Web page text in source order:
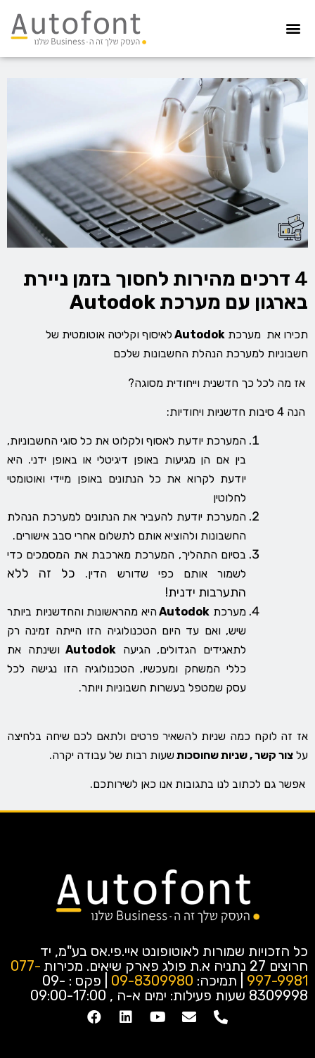
4 דרכים מהירות לחסוך בזמן ניירת
בארגון עם מערכת Autodok
תכירו את מערכת Autodok לאיסוף וקליטה אוטומטית של
חשבוניות למערכת הנהלת החשבונות שלכם
אז מה לכל כך חדשנית וייחודית מסוגה?
4 סיבות חדשניות ויחודיות :
המערכת יודעת לאסוף ולקלוט את כל סוגי החשבוניות,
בין אם הן מגיעות באופן דיגיטלי או באופן ידני. היא
יודעת לקרוא את כל הנתונים באופן מיידי ואוטומטי
לחלוטין
המערכת יודעת להעביר את הנתונים למערכת הנהלת
החשבונות ולהוציא אותם לתשלום אחרי סבב אישורים.
בסיום התהליך, המערכת מארכבת את המסמכים כדי
לשמור אותם כפי שדורש הדין.
כל זה ללא
התערבות ידנית!
מערכת Autodok היא מהראשונות והחדשניות ביותר
שיש, ואם עד היום הטכנולוגיה הזו הייתה זמינה רק
לתאגידים הגדולים, הגיעה Autodok ושינתה את
כללי המשחק ומעכשיו, הטכנולוגיה הזו נגישה לכל
עסק שמטפל בעשרות חשבוניות ויותר.
אז זה לוקח כמה שניות להשאיר פרטים ולתאם לכם שיחה בלחיצה
על צור קשר , שניות שחוסכות שעות רבות של עבודה יקרה.
אפשר גם לכתוב לנו בתגובות אנו כאן לשירותכם.
כל הזכויות שמורות לאוטופונט איי.פי.אס בע"מ, יד
חרוצים 27 נתניה א.ת פולג פארק שיאים.
מכירות 077-
997-9981
| תמיכה: 09-8309980
| פקס : 09-
8309998 שעות פעילות: ימים א-ה , 09:00-17:00